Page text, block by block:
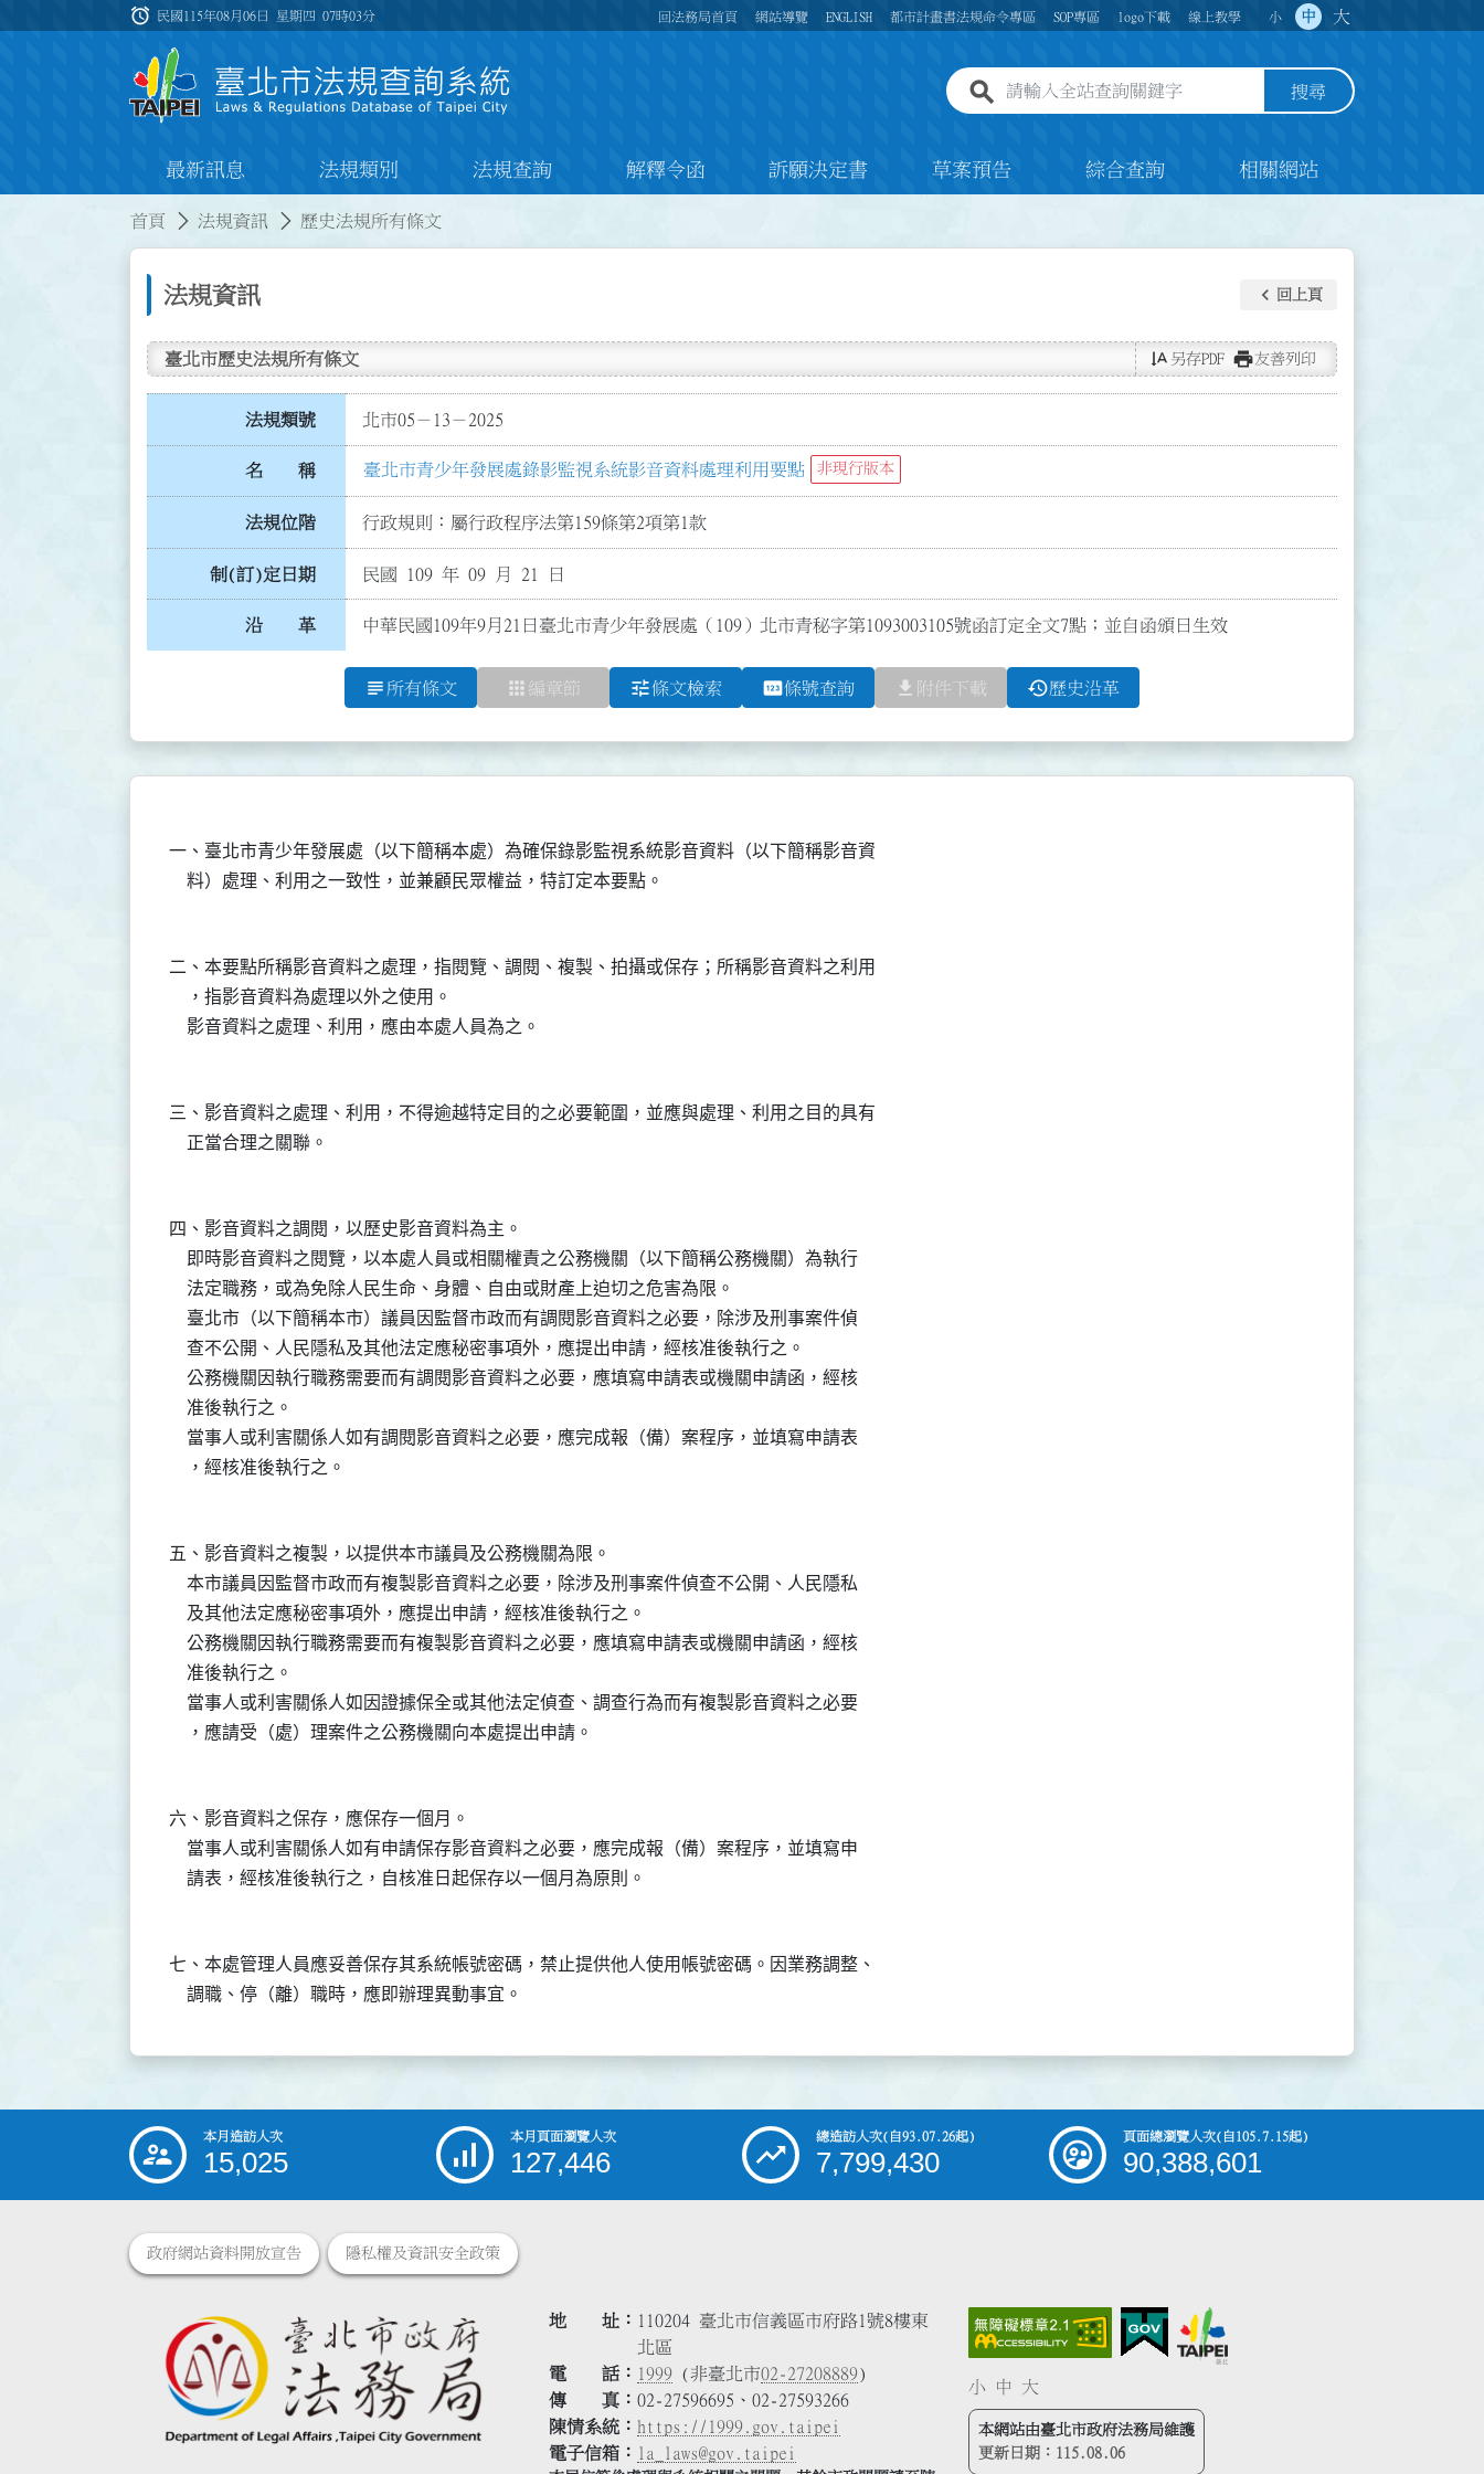
:::
alarm 民國115年08月06日 星期四07時03分 回法務局首頁 網站導覽 ENGLISH 都市計畫書法規命令專區 SOP專區 logo下載 線上教學 小 中 大
全站查詢關鍵字欄位 搜尋
最新訊息 法規類別 法規查詢 解釋令函 訴願決定書 草案預告 綜合查詢 相關網站
首頁 法規資訊 歷史法規所有條文
法規資訊 keyboard_arrow_left 回上頁
臺北市歷史法規所有條文 text_rotate_vertical 另存PDF print友善列印
法規類號 北市05－13－2025
名 稱 臺北市青少年發展處錄影監視系統影音資料處理利用要點 非現行版本
法規位階 行政規則：屬行政程序法第159條第2項第1款
制(訂)定日期 民國 109 年 09 月 21 日
沿 革 中華民國109年9月21日臺北市青少年發展處（109）北市青秘字第1093003105號函訂定全文7點；並自函頒日生效
subject 所有條文 apps 編章節 tune條文檢索 pin條號查詢 file_download 附件下載 history歷史沿革
一、臺北市青少年發展處（以下簡稱本處）為確保錄影監視系統影音資料（以下簡稱影音資
二、本要點所稱影音資料之處理，指閱覽、調閱、複製、拍攝或保存；所稱影音資料之利用
    ，指影音資料為處理以外之使用。
三、影音資料之處理、利用，不得逾越特定目的之必要範圍，並應與處理、利用之目的具有
四、影音資料之調閱，以歷史影音資料為主。
    即時影音資料之閱覽，以本處人員或相關權責之公務機關（以下簡稱公務機關）為執行
    法定職務，或為免除人民生命、身體、自由或財產上迫切之危害為限。
    臺北市（以下簡稱本市）議員因監督市政而有調閱影音資料之必要，除涉及刑事案件偵
    查不公開、人民隱私及其他法定應秘密事項外，應提出申請，經核准後執行之。
    公務機關因執行職務需要而有調閱影音資料之必要，應填寫申請表或機關申請函，經核
    准後執行之。
    當事人或利害關係人如有調閱影音資料之必要，應完成報（備）案程序，並填寫申請表
五、影音資料之複製，以提供本市議員及公務機關為限。
    本市議員因監督市政而有複製影音資料之必要，除涉及刑事案件偵查不公開、人民隱私
    及其他法定應秘密事項外，應提出申請，經核准後執行之。
    公務機關因執行職務需要而有複製影音資料之必要，應填寫申請表或機關申請函，經核
    准後執行之。
    當事人或利害關係人如因證據保全或其他法定偵查、調查行為而有複製影音資料之必要
六、影音資料之保存，應保存一個月。
    當事人或利害關係人如有申請保存影音資料之必要，應完成報（備）案程序，並填寫申
七、本處管理人員應妥善保存其系統帳號密碼，禁止提供他人使用帳號密碼。因業務調整、
::: 本月造訪人次
15,025
本月頁面瀏覽人次
127,446
總造訪人次(自93.07.26起)
7,799,430
頁面總瀏覽人次(自105.7.15起)
90,388,601
政府網站資料開放宣告 隱私權及資訊安全政策
地 址
110204 臺北市信義區市府路1號8樓東
北區
電 話
1999 (非臺北市02-27208889)
傳 真
02-27596695、02-27593266
陳情系統
https://1999.gov.taipei
電子信箱
la_laws@gov.taipei
小 中 大
本網站由臺北市政府法務局維護
更新日期： 115.08.06